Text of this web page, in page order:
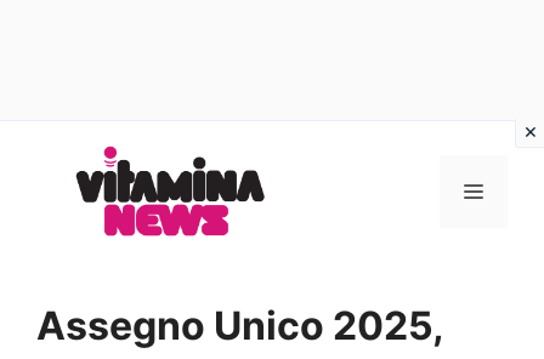
contenuto
MENU
Assegno Unico 2025,